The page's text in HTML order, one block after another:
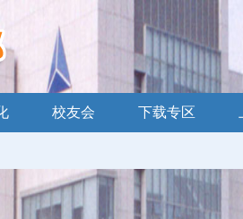
校友会 下载专区